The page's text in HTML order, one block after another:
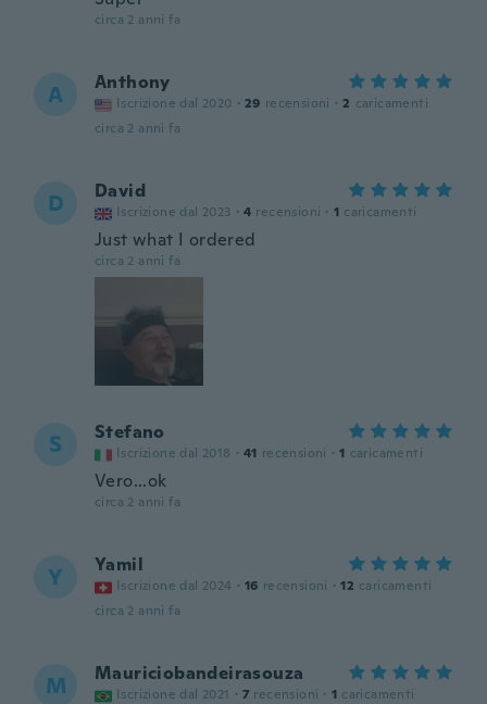
circa 2 anni fa
A Anthony
Iscrizione dal 2020 · 29 recensioni · 2 caricamenti
circa 2 anni fa
D David
Iscrizione dal 2023 · 4 recensioni · 1 caricamenti
Just what I ordered
circa 2 anni fa
S Stefano
Iscrizione dal 2018 · 41 recensioni · 1 caricamenti
Vero...ok
circa 2 anni fa
Y Yamil
Iscrizione dal 2024 · 16 recensioni · 12 caricamenti
circa 2 anni fa
M Mauriciobandeirasouza
Iscrizione dal 2021 · 7 recensioni · 1 caricamenti